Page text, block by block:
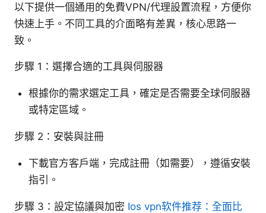
以下提供一個通用的免費VPN/代理設置流程，方便你
快速上手。不同工具的介面略有差異，核心思路一
致。
步驟 1：選擇合適的工具與伺服器
根據你的需求選定工具，確定是否需要全球伺服器
或特定區域。
步驟 2：安裝與註冊
下載官方客戶端，完成註冊（如需要），遵循安裝
指引。
步驟 3：設定協議與加密 Ios vpn软件推荐：全面比